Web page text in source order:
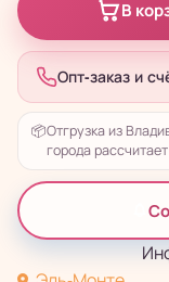
В
Опт-заказ и
📦Отгрузка из
города